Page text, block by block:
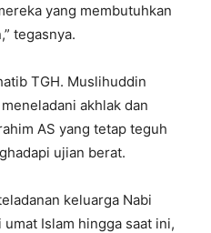
yang membutuhkan
tegasnya.
TGH. Muslihuddin
akhlak dan
AS yang tetap teguh
ujian berat.
keluarga Nabi
Islam hingga saat ini,